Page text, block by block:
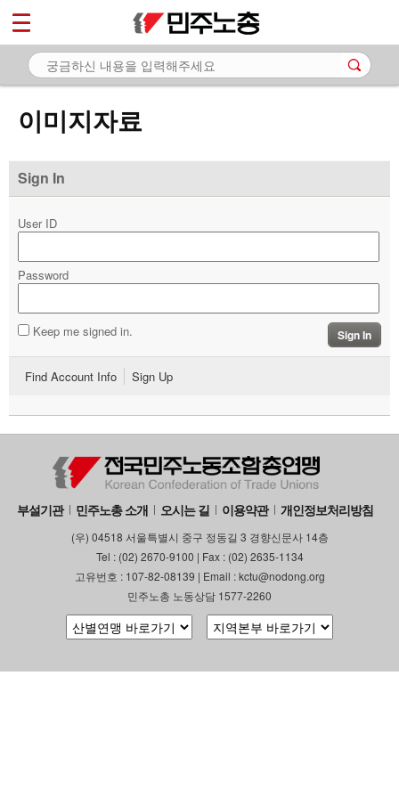
이미지자료
Sign In
User ID
Password
Keep me signed in. Sign In
Find Account Info Sign Up
부설기관 민주노총 소개 오시는 길 이용약관 개인정보처리방침
(우) 04518 서울특별시 중구 정동길 3 경향신문사 14층
Tel : (02) 2670-9100 | Fax : (02) 2635-1134
고유번호 : 107-82-08139 | Email : kctu@nodong.org
민주노총 노동상담 1577-2260
마이페이지
소개
노동상담
자료
- 미디어자료
- 카드뉴스
부설기관